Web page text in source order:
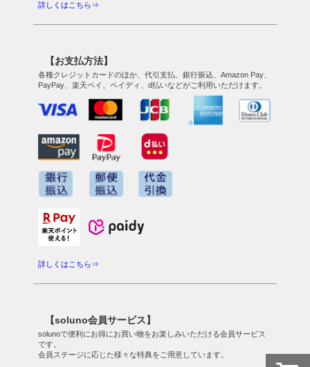
詳しくはこちら⇒
【お支払方法】
各種クレジットカードのほか、代引支払、銀行振込、Amazon Pay、
PayPay、楽天ペイ、ペイディ、d払いなどがご利用いただけます。
詳しくはこちら⇒
【soluno会員サービス】
solunoで便利にお得にお買い物をお楽しみいただける会員サービス
です。
会員ステージに応じた様々な特典をご用意しています。